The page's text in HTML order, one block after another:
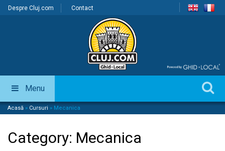
Despre Cluj.com Contact
Menu
Acasă » Cursuri » Mecanica
Category: Mecanica